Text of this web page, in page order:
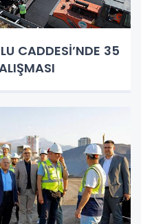
CADDESİ’NDE 35